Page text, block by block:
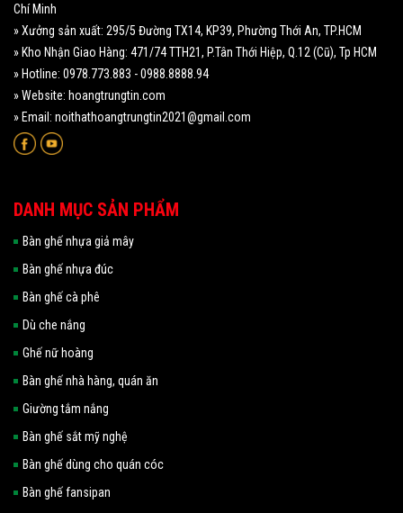
Chí Minh
» Xưởng sản xuất: 295/5 Đường TX14, KP39, Phường Thới An, TP.HCM
» Kho Nhận Giao Hàng: 471/74 TTH21, P.Tân Thới Hiệp, Q.12 (Cũ), Tp HCM
» Hotline: 0978.773.883 - 0988.8888.94
» Website: hoangtrungtin.com
» Email: noithathoangtrungtin2021@gmail.com
DANH MỤC SẢN PHẨM
Bàn ghế nhựa giả mây
Bàn ghế nhựa đúc
Bàn ghế cà phê
Dù che nắng
Ghế nữ hoàng
Bàn ghế nhà hàng, quán ăn
Giường tắm nắng
Bàn ghế sắt mỹ nghệ
Bàn ghế dùng cho quán cóc
Bàn ghế fansipan